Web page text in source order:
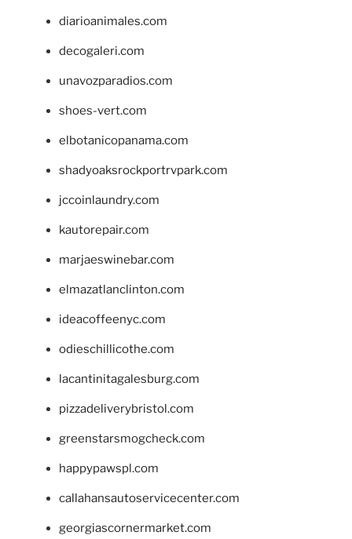
diarioanimales.com
decogaleri.com
unavozparadios.com
shoes-vert.com
elbotanicopanama.com
shadyoaksrockportrvpark.com
jccoinlaundry.com
kautorepair.com
marjaeswinebar.com
elmazatlanclinton.com
ideacoffeenyc.com
odieschillicothe.com
lacantinitagalesburg.com
pizzadeliverybristol.com
greenstarsmogcheck.com
happypawspl.com
callahansautoservicecenter.com
georgiascornermarket.com